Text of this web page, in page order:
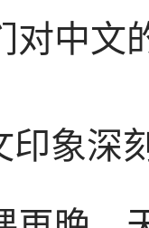
对中文
印象深